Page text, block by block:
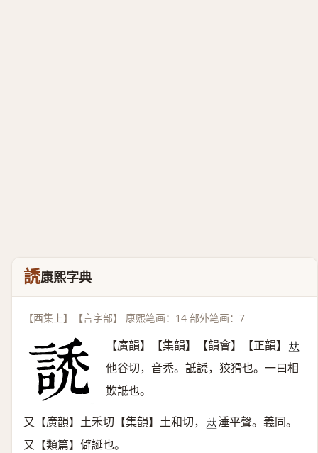
䛢康熙字典
【酉集上】【言字部】 康熙笔画：14 部外笔画：7
【廣韻】【集韻】【韻會】【正韻】 𠀤
他谷切，音禿。詆䛢，狡猾也。一曰相
欺詆也。
又【廣韻】土禾切【集韻】土和切， 𠀤涶平聲。義同。
又【類篇】僻誕也。